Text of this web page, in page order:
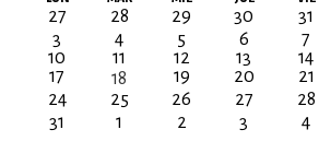
27 28 29 30 31
3
4 5 6 7
10
11 12 13 14
17
18 19 20 21
24
25 26 27 28
31
1 2 3 4